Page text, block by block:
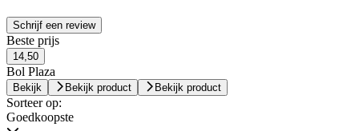
Schrijf een review
Beste prijs
14,50
Bol Plaza
Bekijk Bekijk product Bekijk product
Sorteer op:
Goedkoopste